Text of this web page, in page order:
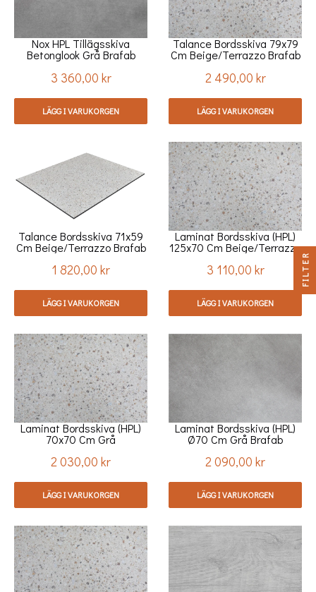
Nox HPL Tillägsskiva
Betonglook Grå Brafab
Pris
3 360,00 kr
LÄGG I VARUKORGEN
Talance Bordsskiva 79x79
Cm Beige/terrazzo Brafab
Pris
2 490,00 kr
LÄGG I VARUKORGEN
Talance Bordsskiva 71x59
Cm Beige/terrazzo Brafab
Pris
1 820,00 kr
LÄGG I VARUKORGEN
Laminat Bordsskiva (HPL)
125x70 Cm Beige/terrazzo
Brafab
Pris
3 110,00 kr
LÄGG I VARUKORGEN
Laminat Bordsskiva (HPL)
70x70 Cm Grå
Pris
2 030,00 kr
LÄGG I VARUKORGEN
Laminat Bordsskiva (HPL)
Ø70 Cm Grå Brafab
Pris
2 090,00 kr
LÄGG I VARUKORGEN
FILTER